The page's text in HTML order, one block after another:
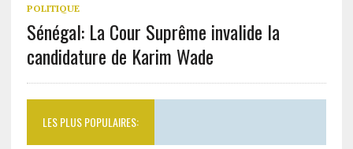
POLITIQUE
Sénégal: La Cour Suprême invalide la
candidature de Karim Wade
LES PLUS POPULAIRES: